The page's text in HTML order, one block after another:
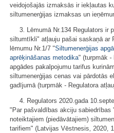
veidojošajās izmaksās ir iekļautas
siltumenerģijas izmaksas un
3. Lēmumā Nr.134 Regulators ir
siltumtīkli" atļauju pašai saskaņā ar
lēmumu Nr.1/7 "Siltumenerģijas
aprēķināšanas metodika" (turpmāk -
apgādes pakalpojumu tarifus
siltumenerģijas cenas vai pārdotās
gadījumā (turpmāk - Regulatora
4. Regulators 2020.gada
"Par pašvaldības akciju sabiedrības
noteiktajiem (piedāvātajiem)
tarifiem" (Latvijas Vēstnesis, 2020,